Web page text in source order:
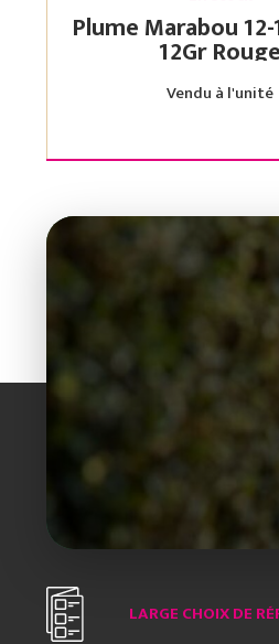
Plume Marabou 12-15Cm 1/2
12Gr Rouge
Vendu à l'unité
LARGE CHOIX DE